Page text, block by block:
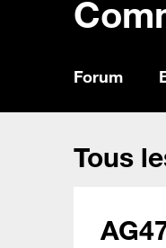
Forum
Tous